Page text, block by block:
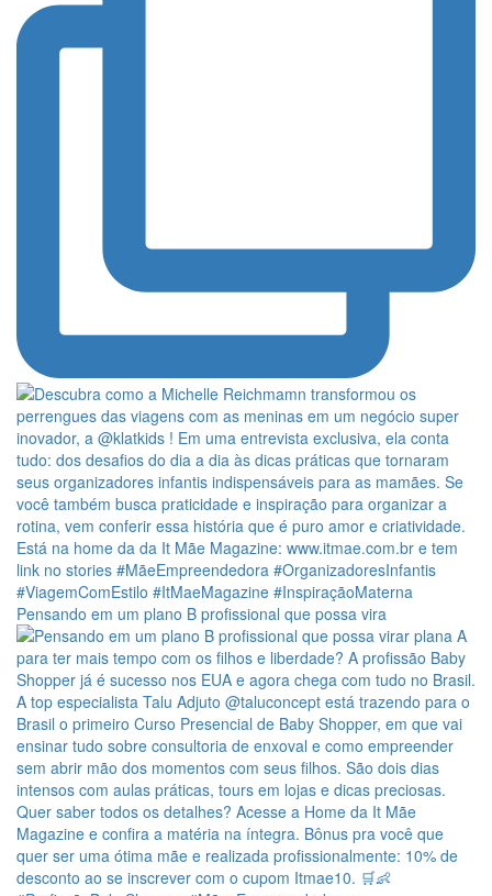
Pensando em um plano B profissional que possa vira